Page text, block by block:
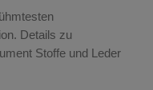
Details zu
Stoffe und Leder